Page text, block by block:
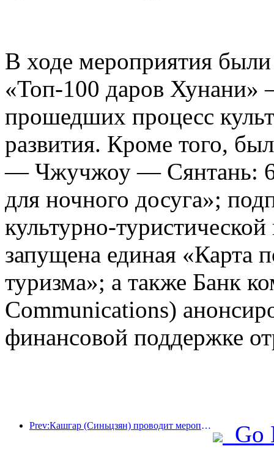
В ходе мероприятия были
«Топ-100 даров Хунани»
прошедших процесс
развития. Кроме того,
— Чжучжоу — Сянтань:
для ночного досуга»;
культурно-
запущена единая «Карта
туризма»; а также Банк
Communications)
финансовой поддержке
Prev:Кашгар (Синьцзян) проводит мероприятие по продвижению туризма с целью содействия межэтническому обмену. Go